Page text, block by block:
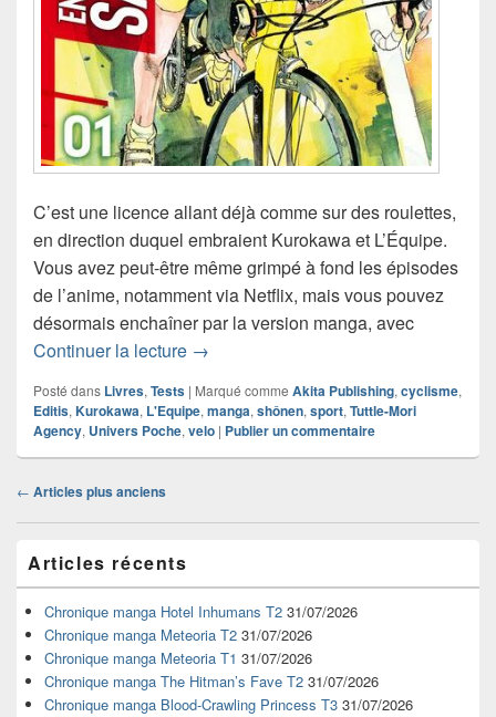
C’est une licence allant déjà comme sur des roulettes,
en direction duquel embraient Kurokawa et L’Équipe.
Vous avez peut-être même grimpé à fond les épisodes
de l’anime, notamment via Netflix, mais vous pouvez
désormais enchaîner par la version manga, avec
Continuer la lecture Chronique manga En Selle,
→
Posté dans Livres,Tests | Marqué comme Akita Publishing,cyclisme,
Editis,Kurokawa, L'Equipe,manga,shônen,sport,Tuttle-Mori
Agency, Univers Poche,velo | Publier un commentaire
Navigation
articles
← Articles plus anciens
principale
de
widget
pour
barre
latérale
Articles récents
Chronique manga Hotel Inhumans T2 31/07/2026
Chronique manga Meteoria T2 31/07/2026
Chronique manga Meteoria T1 31/07/2026
Chronique manga The Hitman’s Fave T2 31/07/2026
Chronique manga Blood-Crawling Princess T3 31/07/2026